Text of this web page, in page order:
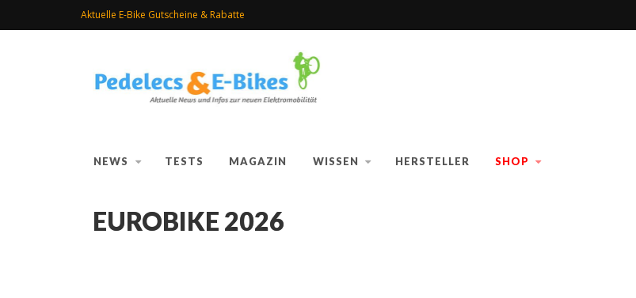
Aktuelle E-Bike Gutscheine & Rabatte
NEWS TESTS MAGAZIN WISSEN HERSTELLER SHOP
EUROBIKE 2026